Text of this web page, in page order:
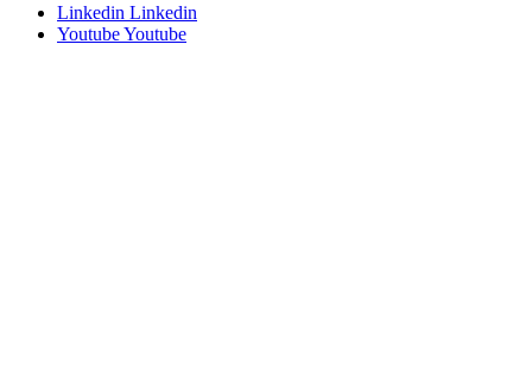
Linkedin Linkedin
YoutubeYoutube